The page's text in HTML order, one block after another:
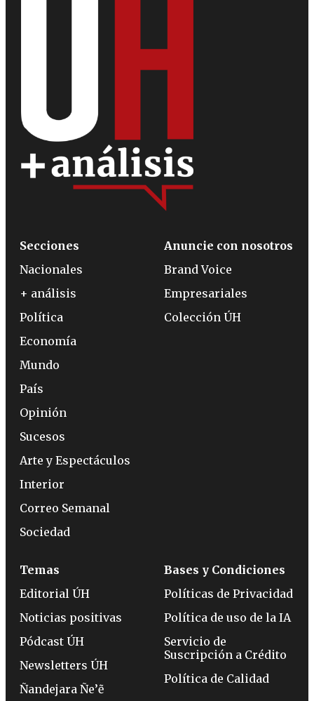
Secciones
Nacionales
+ análisis
Política
Economía
Mundo
País
Opinión
Sucesos
Arte y Espectáculos
Interior
Correo Semanal
Sociedad
Anuncie con nosotros
Brand Voice
Empresariales
Colección ÚH
Temas
Editorial ÚH
Noticias positivas
Pódcast ÚH
Newsletters ÚH
Ñandejara Ñe’ẽ
Bases y Condiciones
Políticas de Privacidad
Política de uso de la IA
Servicio de
Suscripción a Crédito
Política de Calidad